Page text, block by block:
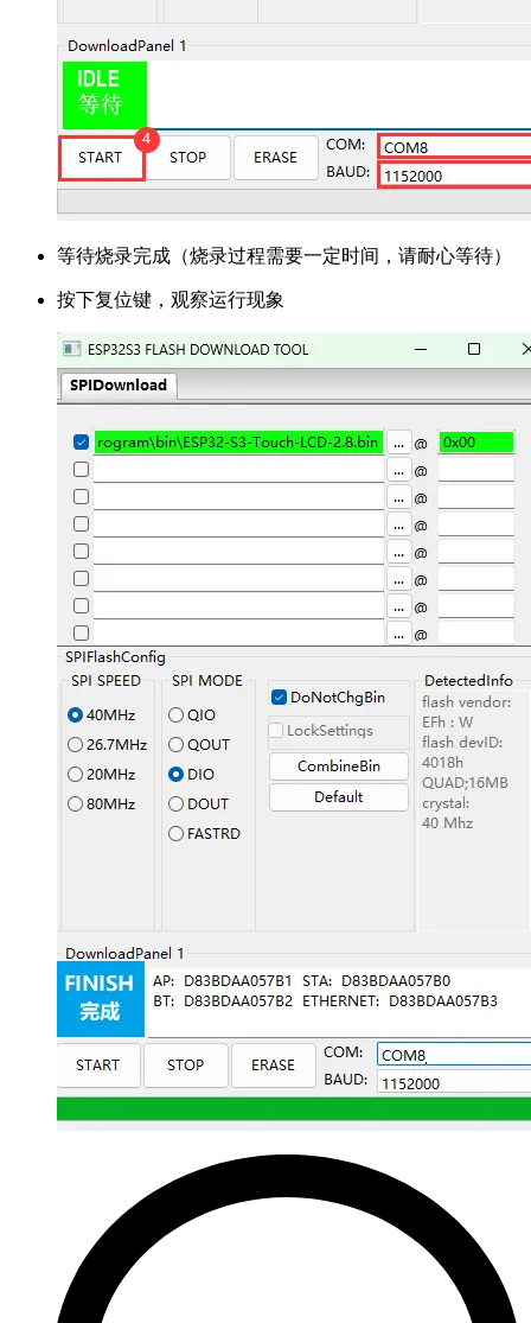
等待烧录完成（烧录过程需要一定时间，请耐心等待）
按下复位键，观察运行现象